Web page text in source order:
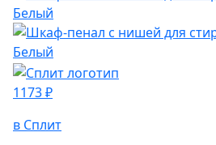
1173 ₽
в Сплит